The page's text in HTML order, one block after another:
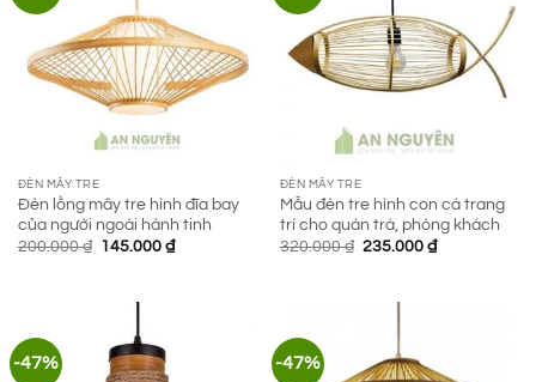
ĐÈN MÂY TRE
Đèn lồng mây tre hình đĩa bay
của người ngoài hành tinh
200.000₫ Giá
145.000 ₫Giá
ĐÈN MÂY TRE
Mẫu đèn tre hình con cá trang
trí cho quán trà, phòng khách
320.000₫ Giá
235.000 ₫Giá
-47% -47%